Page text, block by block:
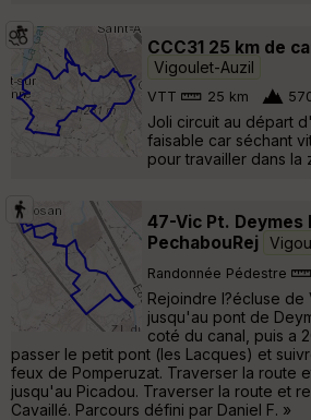
CCC31 25 km de
Vigoulet-Auzil
VTT 25 km
Joli circuit au départ
faisable car séchant
pour travailler dans la
47-Vic Pt.
PechabouRej
Randonnée Pédestre
Rejoindre l?écluse de
jusqu'au pont de
coté du canal, puis a
passer le petit pont (les Lacques) et
feux de Pomperuzat. Traverser la route
jusqu'au Picadou. Traverser la route et
Cavaillé. Parcours défini par Daniel F. »